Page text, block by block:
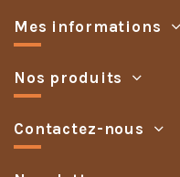
Mes informations
Nos produits
Contactez-nous